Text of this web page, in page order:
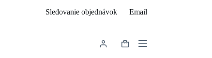
Sledovanie objednávok Email
Shopping